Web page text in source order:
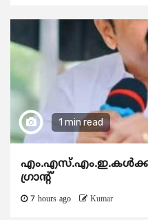
1 min read
എം.എസ്.എം.ഇ.കൾക്ക്
ഗ്രാന്റ്
7 hours ago Kumar